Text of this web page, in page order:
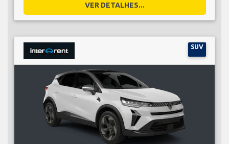
VER DETALHES...
SUV